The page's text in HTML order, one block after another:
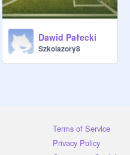
Dawid Pałecki
Szkolazory8
Terms of Service
Privacy Policy